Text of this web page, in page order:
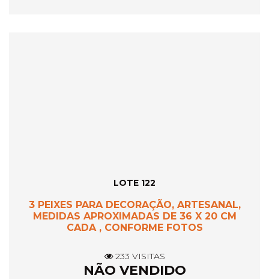
LOTE 122
3 PEIXES PARA DECORAÇÃO, ARTESANAL,
MEDIDAS APROXIMADAS DE 36 X 20 CM
CADA , CONFORME FOTOS
233 VISITAS
NÃO VENDIDO